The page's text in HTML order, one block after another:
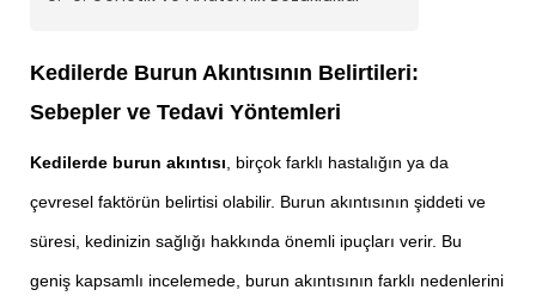
Kedilerde Burun Akıntısının Belirtileri:
Sebepler ve Tedavi Yöntemleri
Kedilerde burun akıntısı , birçok farklı hastalığın ya da
çevresel faktörün belirtisi olabilir. Burun akıntısının şiddeti ve
süresi, kedinizin sağlığı hakkında önemli ipuçları verir. Bu
geniş kapsamlı incelemede, burun akıntısının farklı nedenlerini